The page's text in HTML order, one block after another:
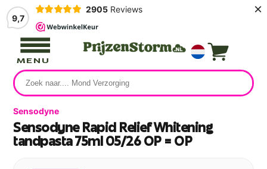
9,7
2905 Reviews ×
MENU
Sensodyne
Sensodyne Rapid Relief Whitening
tandpasta 75ml 05/26 OP = OP